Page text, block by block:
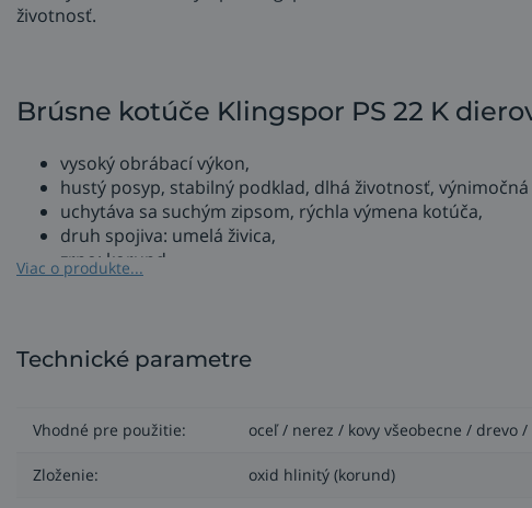
životnosť.
Brúsne kotúče Klingspor PS 22 K
vysoký obrábací výkon,
hustý posyp, stabilný podklad, dlhá životnosť,
uchytáva sa suchým zipsom, rýchla výmena kotúča,
druh spojiva: umelá živica,
zrno: korund,
druh posypu: polootvorený,
na drevo a drevené materiály, kovy všeobecne,
pre všetky aplikácie od plošného brúsenia až po
Viac o produkte...
Technické parametre
Vhodné pre použitie: oceľ / nerez / kovy všeobecne / drevo
Zloženie: oxid hlinitý (korund)